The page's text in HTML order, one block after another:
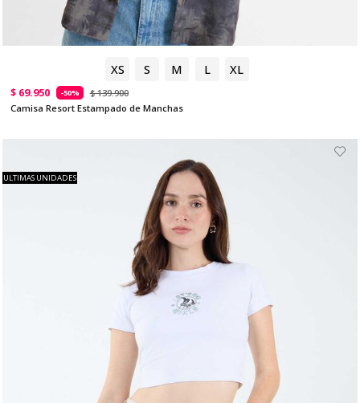
XS S M L XL
$ 69.950 -50%
$ 139.900
Camisa Resort Estampado de Manchas
ULTIMAS UNIDADES